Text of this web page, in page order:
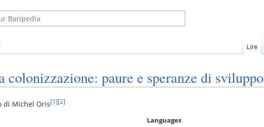
Lire
colonizzazione: paure e speranze di sviluppo
di Michel Oris [1] [2]
Languages